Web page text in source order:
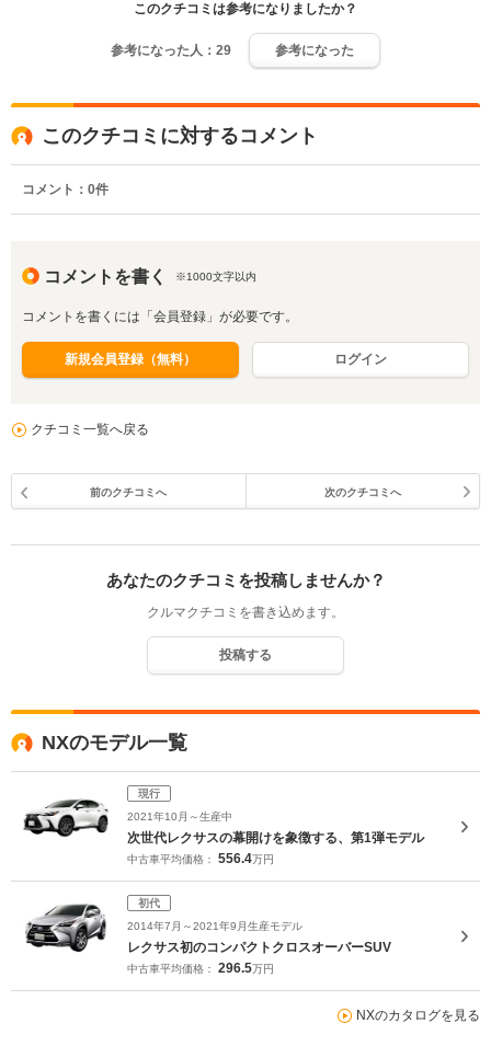
このクチコミは参考になりましたか？
参考になった人： 29 参考になった
このクチコミに対するコメント
コメント： 0件
コメントを書く ※1000文字以内
コメントを書くには「会員登録」が必要です。
新規会員登録（無料） ログイン
クチコミ一覧へ戻る
前のクチコミへ 次のクチコミへ
あなたのクチコミを投稿しませんか？
クルマクチコミを書き込めます。
投稿する
NXのモデル一覧
現行
2021年10月～生産中
次世代レクサスの幕開けを象徴する、第1弾モデル
中古車平均価格： 556.4万円
初代
2014年7月～2021年9月生産モデル
レクサス初のコンパクトクロスオーバーSUV
中古車平均価格： 296.5万円
NXのカタログを見る